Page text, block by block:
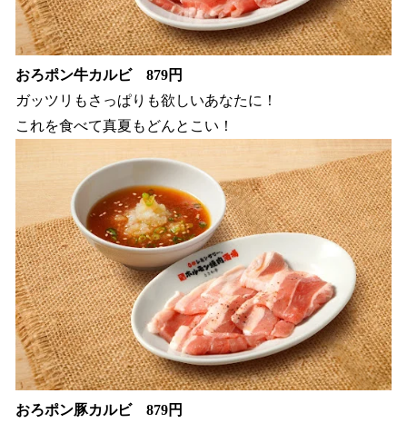
おろポン牛カルビ 879円
ガッツリもさっぱりも欲しいあなたに！
これを食べて真夏もどんとこい！
おろポン豚カルビ 879円